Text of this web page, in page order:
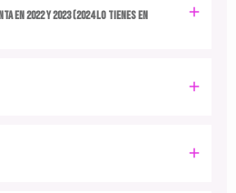
EN 2022 y 2023 (2024 LO TIENES EN